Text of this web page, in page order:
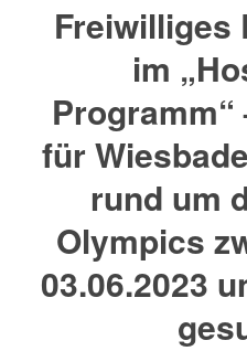
Freiwilliges
im
für
rund um
Olympics
03.06.2023